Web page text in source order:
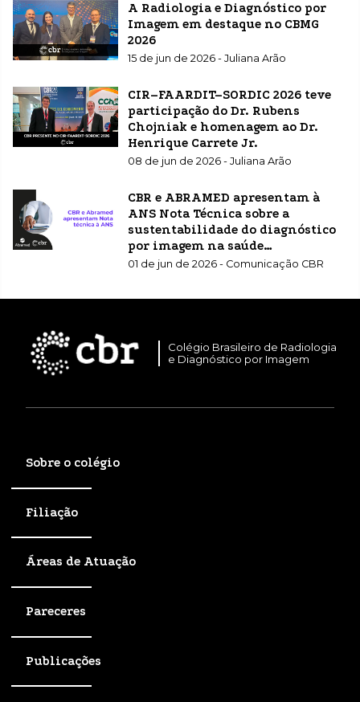
A Radiologia e Diagnóstico por
Imagem em destaque no CBMG
2026
15 de jun de 2026 - Juliana Arão
CIR–FAARDIT–SORDIC 2026 teve
participação do Dr. Rubens
Chojniak e homenagem ao Dr.
Henrique Carrete Jr.
08 de jun de 2026 - Juliana Arão
CBR e ABRAMED apresentam à
ANS Nota Técnica sobre a
sustentabilidade do diagnóstico
por imagem na saúde
suplementar
01 de jun de 2026 - Comunicação CBR
Colégio Brasileiro de Radiologia
e Diagnóstico por Imagem
Sobre o colégio
Filiação
Áreas de Atuação
Pareceres
Publicações